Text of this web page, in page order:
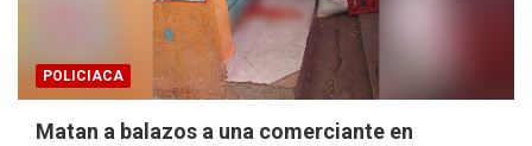
POLICIACA
Matan a balazos a una comerciante en